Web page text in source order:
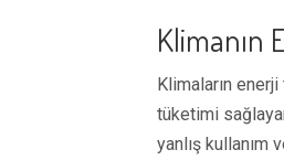
Klimanın
Klimaların
tüketimi
yanlış kullanım